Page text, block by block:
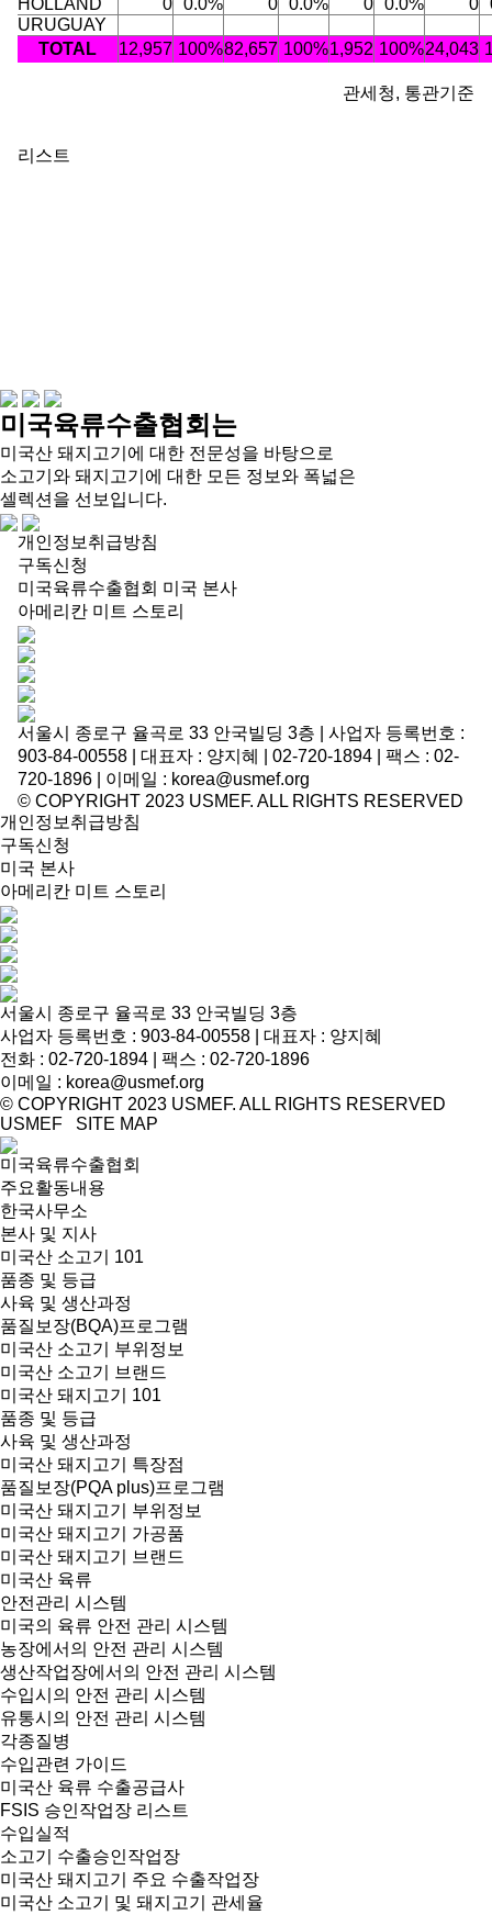
HOLLAND 0 0.0% 0 0.0% 0 0.0% 0
URUGUAY
TOTAL
12,957 100%82,657 100%1,952 100%24,043
관세청, 통관기준
리스트
미국육류수출협회는
미국산 돼지고기에 대한 전문성을 바탕으로
소고기와 돼지고기에 대한 모든 정보와 폭넓은
셀렉션을 선보입니다.
개인정보취급방침
구독신청
미국육류수출협회 미국 본사
아메리칸 미트 스토리
서울시 종로구 율곡로 33 안국빌딩 3층 | 사업자 등록번호 :
903-84-00558 | 대표자 : 양지혜 | 02-720-1894 | 팩스 : 02-
720-1896 | 이메일 : korea@usmef.org
© COPYRIGHT 2023 USMEF. ALL RIGHTS RESERVED
개인정보취급방침
구독신청
미국 본사
아메리칸 미트 스토리
서울시 종로구 율곡로 33 안국빌딩 3층
사업자 등록번호 : 903-84-00558 | 대표자 : 양지혜
전화 : 02-720-1894 | 팩스 : 02-720-1896
이메일 : korea@usmef.org
© COPYRIGHT 2023 USMEF. ALL RIGHTS RESERVED
USMEF SITE MAP
미국육류수출협회
주요활동내용
한국사무소
본사 및 지사
미국산 소고기 101
품종 및 등급
사육 및 생산과정
품질보장(BQA)프로그램
미국산 소고기 부위정보
미국산 소고기 브랜드
미국산 돼지고기 101
품종 및 등급
사육 및 생산과정
미국산 돼지고기 특장점
품질보장(PQA plus)프로그램
미국산 돼지고기 부위정보
미국산 돼지고기 가공품
미국산 돼지고기 브랜드
미국산 육류
안전관리 시스템
미국의 육류 안전 관리 시스템
농장에서의 안전 관리 시스템
생산작업장에서의 안전 관리 시스템
수입시의 안전 관리 시스템
유통시의 안전 관리 시스템
각종질병
수입관련 가이드
미국산 육류 수출공급사
FSIS 승인작업장 리스트
수입실적
소고기 수출승인작업장
미국산 돼지고기 주요 수출작업장
미국산 소고기 및 돼지고기 관세율